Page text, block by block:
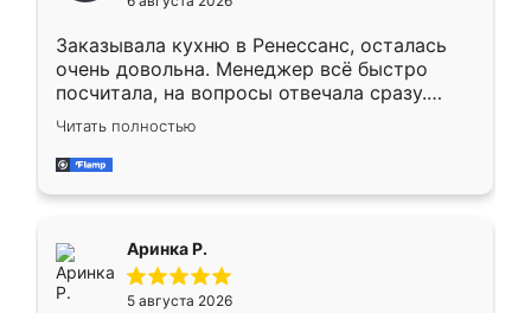
мебели буду заказывать только здесь.
Заказывала кухню в Ренессанс, осталась
очень довольна. Менеджер всё быстро
посчитала, на вопросы отвечала сразу.
Замерщик приехал в субботу, подошёл к
делу со всей ответственностью. Собрали
за день, ребята работали аккуратно, даже
Читать полностью
Аринка Р.
5 августа 2026